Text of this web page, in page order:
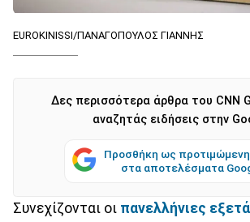
EUROKINISSI/ΠΑΝΑΓΟΠΟΥΛΟΣ ΓΙΑΝΝΗΣ
Δες περισσότερα άρθρα του CNN
αναζητάς ειδήσεις στην
Προσθήκη ως
στα αποτελέσματα
Συνεχίζονται οι πανελλήνιες